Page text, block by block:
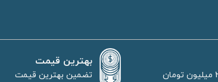
بهترین قیمت
تضمین بهترین قیمت